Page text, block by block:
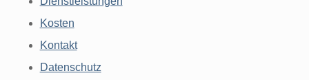
Kosten
Kontakt
Datenschutz